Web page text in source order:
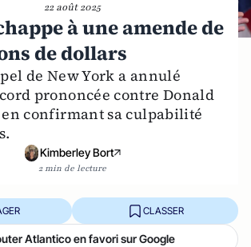
22 août 2025
à une amende de
de dollars
de New York a annulé
prononcée contre Donald
confirmant sa culpabilité
Kimberley Bort
2 min de lecture
CLASSER
Atlantico en favori sur Google